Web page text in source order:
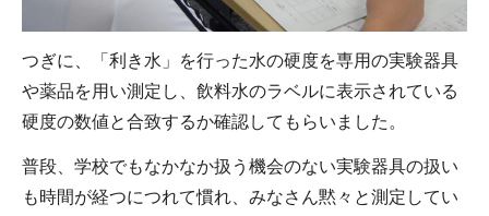
つぎに、「利き水」を行った水の硬度を専用の実験器具
や薬品を用い測定し、飲料水のラベルに表示されている
硬度の数値と合致するか確認してもらいました。
普段、学校でもなかなか扱う機会のない実験器具の扱い
も時間が経つにつれて慣れ、みなさん黙々と測定してい